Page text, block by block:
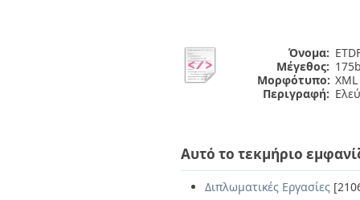
Όνομα:
Μέγεθος:
Μορφότυπο: XML
Περιγραφή:
Αυτό το τεκμήριο
Διπλωματικές Εργασίες